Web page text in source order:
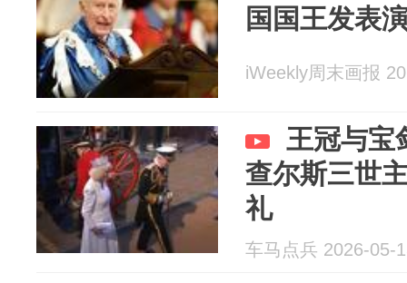
国国王发表
iWeekly周末画报
王冠与宝
查尔斯三世
礼
车马点兵 2026-05-